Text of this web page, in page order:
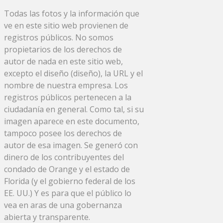
Todas las fotos y la información que
ve en este sitio web provienen de
registros públicos. No somos
propietarios de los derechos de
autor de nada en este sitio web,
excepto el diseño (diseño), la URL y el
nombre de nuestra empresa. Los
registros públicos pertenecen a la
ciudadanía en general. Como tal, si su
imagen aparece en este documento,
tampoco posee los derechos de
autor de esa imagen. Se generó con
dinero de los contribuyentes del
condado de Orange y el estado de
Florida (y el gobierno federal de los
EE. UU.) Y es para que el público lo
vea en aras de una gobernanza
abierta y transparente.